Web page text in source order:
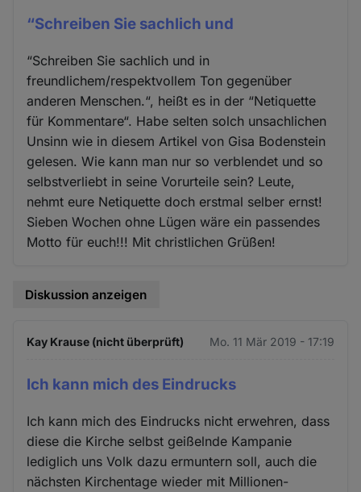
“Schreiben Sie sachlich und
“Schreiben Sie sachlich und in
freundlichem/respektvollem Ton gegenüber
anderen Menschen.“, heißt es in der “Netiquette
für Kommentare“. Habe selten solch unsachlichen
Unsinn wie in diesem Artikel von Gisa Bodenstein
gelesen. Wie kann man nur so verblendet und so
selbstverliebt in seine Vorurteile sein? Leute,
nehmt eure Netiquette doch erstmal selber ernst!
Sieben Wochen ohne Lügen wäre ein passendes
Motto für euch!!! Mit christlichen Grüßen!
Diskussion anzeigen
Kay Krause (nicht überprüft) Mo. 11 Mär 2019 - 17:19
Ich kann mich des Eindrucks
Ich kann mich des Eindrucks nicht erwehren, dass
diese die Kirche selbst geißelnde Kampanie
lediglich uns Volk dazu ermuntern soll, auch die
nächsten Kirchentage wieder mit Millionen-